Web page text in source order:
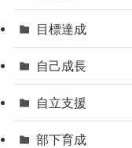
目標達成
自己成長
自立支援
部下育成